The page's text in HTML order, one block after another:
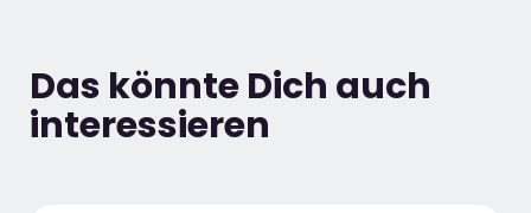
Das könnte Dich auch
interessieren